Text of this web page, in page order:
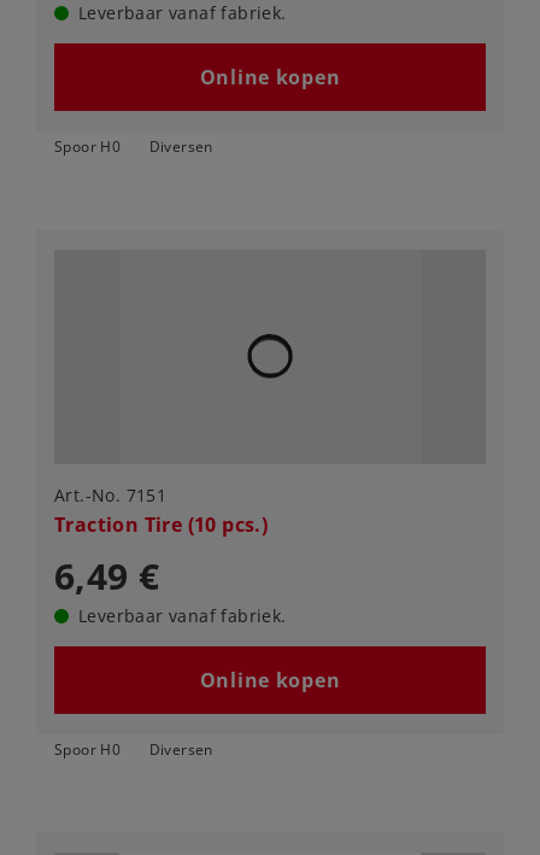
Leverbaar vanaf fabriek.
Online kopen
Spoor H0 Diversen
Art.-No. 7151
Traction Tire (10 pcs.)
6,49 €
Leverbaar vanaf fabriek.
Online kopen
Spoor H0 Diversen